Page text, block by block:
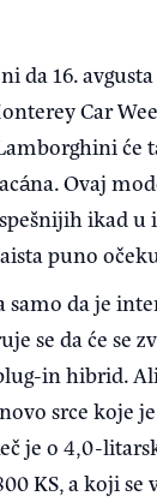
da 16.
Car
će
Ovaj
ikad u
puno
samo da je
se da će se
in hibrid.
srce koje
je o 4,0-
KS, a koji se